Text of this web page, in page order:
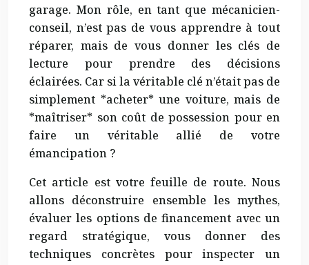
garage. Mon rôle, en tant que mécanicien-
conseil, n’est pas de vous apprendre à tout
réparer, mais de vous donner les clés de
lecture pour prendre des décisions
éclairées. Car si la véritable clé n’était pas de
simplement *acheter* une voiture, mais de
*maîtriser* son coût de possession pour en
faire un véritable allié de votre
émancipation ?
Cet article est votre feuille de route. Nous
allons déconstruire ensemble les mythes,
évaluer les options de financement avec un
regard stratégique, vous donner des
techniques concrètes pour inspecter un